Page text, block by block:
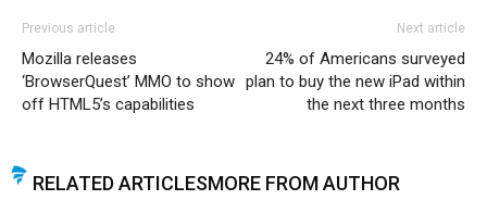
Previous article
Mozilla releases
‘BrowserQuest’ MMO to show
off HTML5’s capabilities
Next article
24% of Americans surveyed
plan to buy the new iPad within
the next three months
RELATED ARTICLESMORE FROM AUTHOR